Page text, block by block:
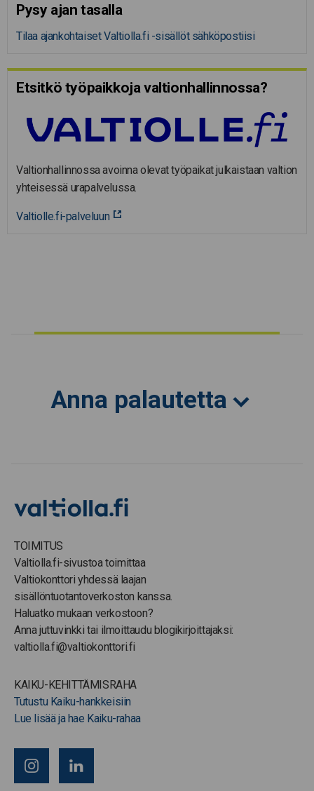
Pysy ajan tasalla
Tilaa ajankohtaiset Valtiolla.fi -sisällöt sähköpostiisi
Etsitkö työpaikkoja valtion­hal­lin­nossa?
Valtionhallinnossa avoinna olevat työpaikat julkaistaan valtion
yhteisessä urapalvelussa.
Valtiolle.fi-palveluun
Anna palautetta
TOIMITUS
Valtiolla.fi-sivustoa toimittaa
Valtiokonttori yhdessä laajan
sisällöntuotantoverkoston kanssa.
Haluatko mukaan verkostoon?
Anna juttuvinkki tai ilmoittaudu blogikirjoittajaksi:
valtiolla.fi@valtiokonttori.fi
KAIKU-KEHITTÄMISRAHA
Tutustu Kaiku-hankkeisiin
Lue lisää ja hae Kaiku-rahaa